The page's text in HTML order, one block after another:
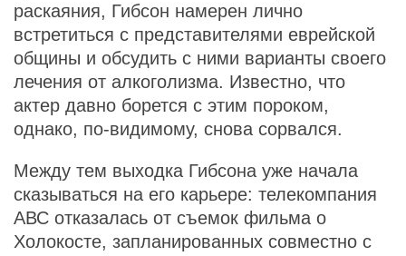
раскаяния, Гибсон намерен лично
встретиться с представителями еврейской
общины и обсудить с ними варианты своего
лечения от алкоголизма. Известно, что
актер давно борется с этим пороком,
однако, по-видимому, снова сорвался.
Между тем выходка Гибсона уже начала
сказываться на его карьере: телекомпания
АВС отказалась от съемок фильма о
Холокосте, запланированных совместно с